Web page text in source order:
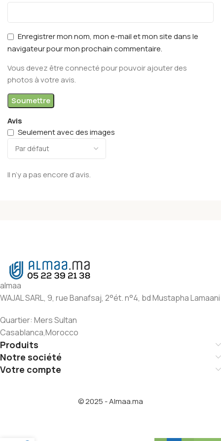
Avis
Seulement avec des images
Il n’y a pas encore d’avis.
Enregistrer mon nom, mon e-mail et mon site dans le
navigateur pour mon prochain commentaire.
Vous devez être connecté pour pouvoir ajouter des
photos à votre avis.
almaa
WAJAL SARL, 9, rue Banafsaj, 2°ét. n°4, bd Mustapha Lamaani
Quartier: Mers Sultan
Casablanca,Morocco
Produits
Notre société
Votre compte
© 2025 - Almaa.ma